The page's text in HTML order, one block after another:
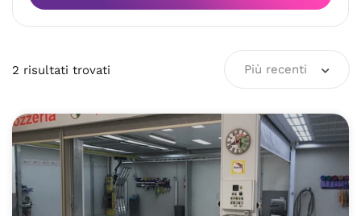
2 risultati trovati Più recenti